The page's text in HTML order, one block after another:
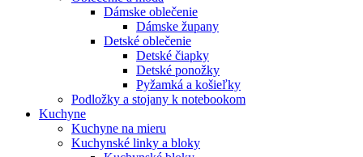
Dámske oblečenie
Dámske župany
Detské oblečenie
Detské čiapky
Detské ponožky
Pyžamká a košieľky
Podložky a stojany k notebookom
Kuchyne
Kuchyne na mieru
Kuchynské linky a bloky